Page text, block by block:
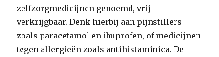
zelfzorgmedicijnen genoemd, vrij
verkrijgbaar. Denk hierbij aan pijnstillers
zoals paracetamol en ibuprofen, of medicijnen
tegen allergieën zoals antihistaminica. De